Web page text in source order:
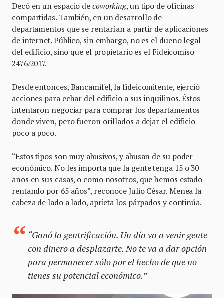
Decó en un espacio de coworking, un tipo de oficinas
compartidas. También, en un desarrollo de
departamentos que se rentarían a partir de aplicaciones
de internet. Público, sin embargo, no es el dueño legal
del edificio, sino que el propietario es el Fideicomiso
2476/2017.
Desde entonces, Bancamifel, la fideicomitente, ejerció
acciones para echar del edificio a sus inquilinos. Éstos
intentaron negociar para comprar los departamentos
donde viven, pero fueron orillados a dejar el edificio
poco a poco.
“Estos tipos son muy abusivos, y abusan de su poder
económico. No les importa que la gente tenga 15 o 30
años en sus casas, o como nosotros, que hemos estado
rentando por 65 años”, reconoce Julio César. Menea la
cabeza de lado a lado, aprieta los párpados y continúa.
“Ganó la gentrificación. Un día va a venir gente
con dinero a desplazarte. No te va a dar opción
para permanecer sólo por el hecho de que no
tienes su potencial económico.”